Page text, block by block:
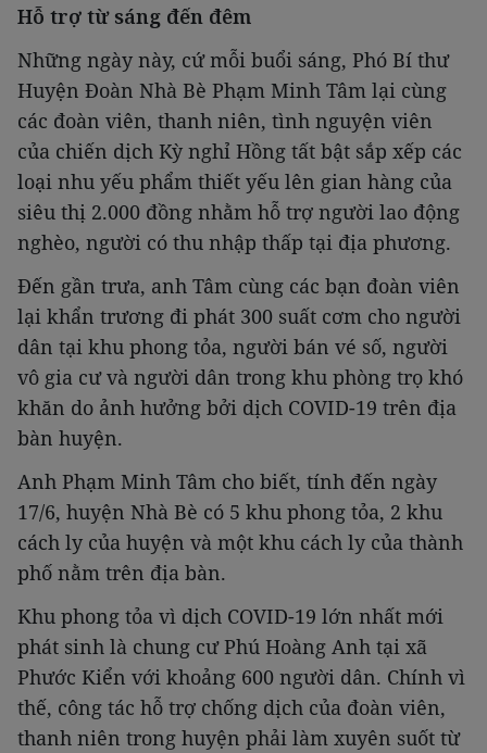
Hỗ trợ từ sáng đến đêm
Những ngày này, cứ mỗi buổi sáng, Phó Bí thư
Huyện Đoàn Nhà Bè Phạm Minh Tâm lại cùng
các đoàn viên, thanh niên, tình nguyện viên
của chiến dịch Kỳ nghỉ Hồng tất bật sắp xếp các
loại nhu yếu phẩm thiết yếu lên gian hàng của
siêu thị 2.000 đồng nhằm hỗ trợ người lao động
nghèo, người có thu nhập thấp tại địa phương.
Đến gần trưa, anh Tâm cùng các bạn đoàn viên
lại khẩn trương đi phát 300 suất cơm cho người
dân tại khu phong tỏa, người bán vé số, người
vô gia cư và người dân trong khu phòng trọ khó
khăn do ảnh hưởng bởi dịch COVID-19 trên địa
bàn huyện.
Anh Phạm Minh Tâm cho biết, tính đến ngày
17/6, huyện Nhà Bè có 5 khu phong tỏa, 2 khu
cách ly của huyện và một khu cách ly của thành
phố nằm trên địa bàn.
Khu phong tỏa vì dịch COVID-19 lớn nhất mới
phát sinh là chung cư Phú Hoàng Anh tại xã
Phước Kiển với khoảng 600 người dân. Chính vì
thế, công tác hỗ trợ chống dịch của đoàn viên,
thanh niên trong huyện phải làm xuyên suốt từ